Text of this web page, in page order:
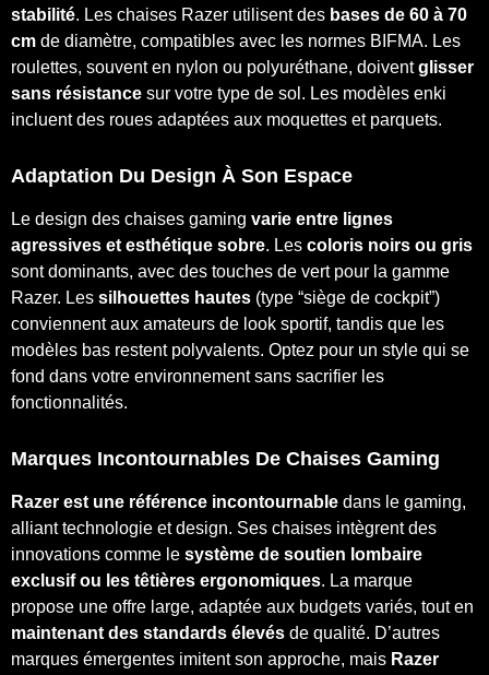
stabilité. Les chaises Razer utilisent des bases de 60 à 70
cm de diamètre, compatibles avec les normes BIFMA. Les
roulettes, souvent en nylon ou polyuréthane, doiventglisser
sans résistance sur votre type de sol. Les modèles enki
incluent des roues adaptées aux moquettes et parquets.
Adaptation Du Design À Son Espace
Le design des chaises gaming varie entre lignes
agressives et esthétique sobre. Les coloris noirs ou gris
sont dominants, avec des touches de vert pour la gamme
Razer. Les silhouettes hautes (type “siège de cockpit”)
conviennent aux amateurs de look sportif, tandis que les
modèles bas restent polyvalents. Optez pour un style qui se
fond dans votre environnement sans sacrifier les
fonctionnalités.
Marques Incontournables De Chaises Gaming
Razer est une référence incontournable dans le gaming,
alliant technologie et design. Ses chaises intègrent des
innovations comme le système de soutien lombaire
exclusif ou les têtières ergonomiques. La marque
propose une offre large, adaptée aux budgets variés, tout en
maintenant des standards élevés de qualité. D’autres
marques émergentes imitent son approche, mais Razer